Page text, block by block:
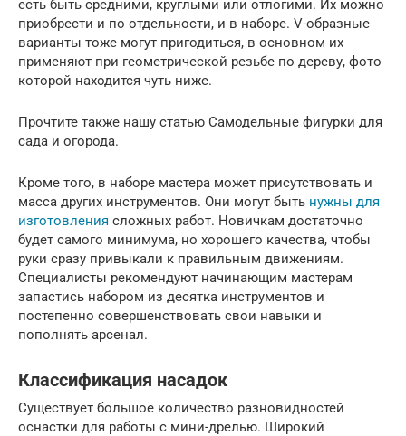
есть быть средними, круглыми или отлогими. Их можно
приобрести и по отдельности, и в наборе. V-образные
варианты тоже могут пригодиться, в основном их
применяют при геометрической резьбе по дереву, фото
которой находится чуть ниже.
Прочтите также нашу статью Самодельные фигурки для
сада и огорода.
Кроме того, в наборе мастера может присутствовать и
масса других инструментов. Они могут быть нужны для
изготовления сложных работ. Новичкам достаточно
будет самого минимума, но хорошего качества, чтобы
руки сразу привыкали к правильным движениям.
Специалисты рекомендуют начинающим мастерам
запастись набором из десятка инструментов и
постепенно совершенствовать свои навыки и
пополнять арсенал.
Классификация насадок
Существует большое количество разновидностей
оснастки для работы с мини-дрелью. Широкий